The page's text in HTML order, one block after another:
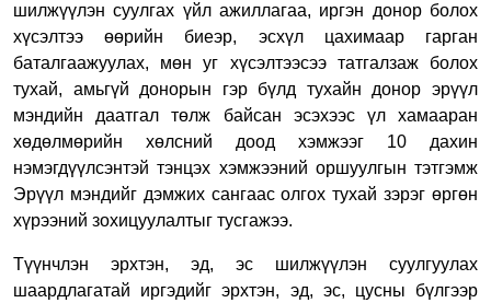
шилжүүлэн суулгах үйл ажиллагаа, иргэн донор болох
хүсэлтээ өөрийн биеэр, эсхүл цахимаар гарган
баталгаажуулах, мөн уг хүсэлтээсээ татгалзаж болох
тухай, амьгүй донорын гэр бүлд тухайн донор эрүүл
мэндийн даатгал төлж байсан эсэхээс үл хамааран
хөдөлмөрийн хөлсний доод хэмжээг 10 дахин
нэмэгдүүлсэнтэй тэнцэх хэмжээний оршуулгын тэтгэмж
Эрүүл мэндийг дэмжих сангаас олгох тухай зэрэг өргөн
хүрээний зохицуулалтыг тусгажээ.
Түүнчлэн эрхтэн, эд, эс шилжүүлэн суулгуулах
шаардлагатай иргэдийг эрхтэн, эд, эс, цусны бүлгээр